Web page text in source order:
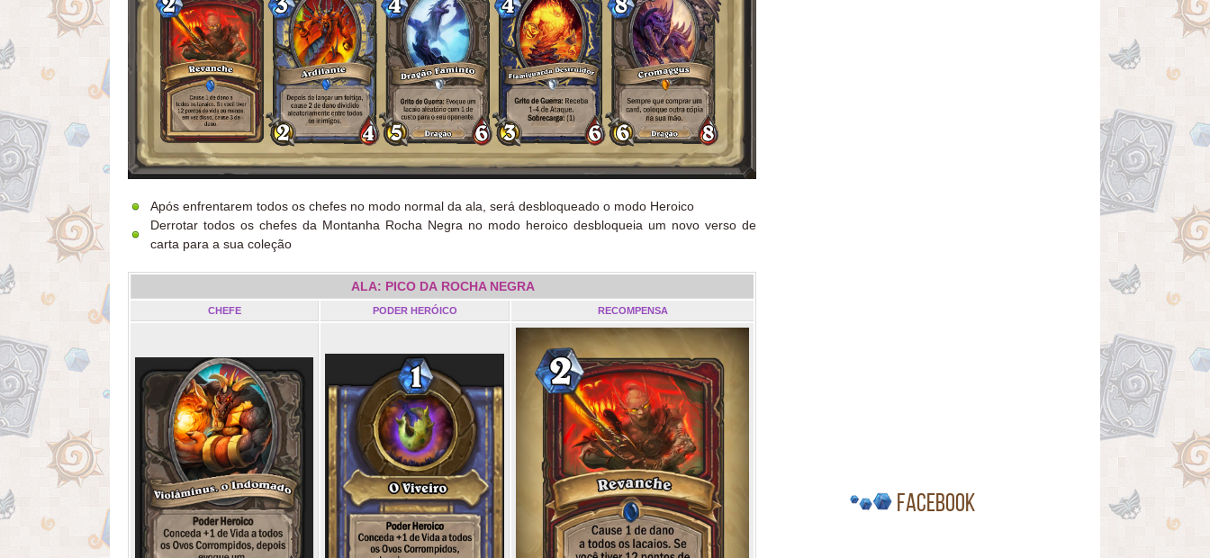
Após enfrentarem todos os chefes no modo normal da ala, será desbloqueado o modo Heroico
Derrotar todos os chefes da Montanha Rocha Negra no modo heroico desbloqueia um novo verso de
carta para a sua coleção
ALA: PICO DA ROCHA NEGRA
CHEFE PODER HERÓICO RECOMPENSA
Facebook